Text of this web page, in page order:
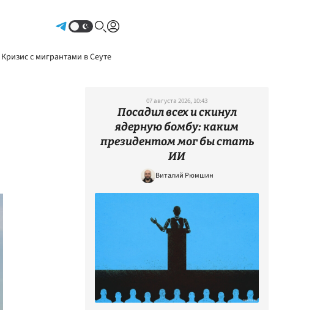
Кризис с мигрантами в Сеуте
07 августа 2026, 10:43
Посадил всех и скинул
ядерную бомбу: каким
президентом мог бы стать
ИИ
Виталий Рюмшин